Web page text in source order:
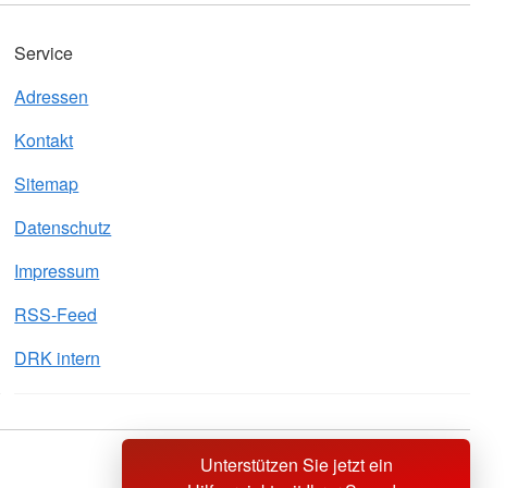
Unterstützen Sie jetzt ein
Service
Adressen
Kontakt
Sitemap
Datenschutz
Impressum
RSS-Feed
DRK intern
Sprache wechseln zu